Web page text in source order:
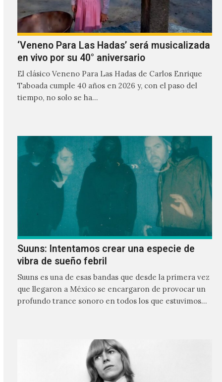
‘Veneno Para Las Hadas’ será musicalizada
en vivo por su 40° aniversario
El clásico Veneno Para Las Hadas de Carlos Enrique
Taboada cumple 40 años en 2026 y, con el paso del
tiempo, no solo se ha…
Suuns: Intentamos crear una especie de
vibra de sueño febril
Suuns es una de esas bandas que desde la primera vez
que llegaron a México se encargaron de provocar un
profundo trance sonoro en todos los que estuvimos